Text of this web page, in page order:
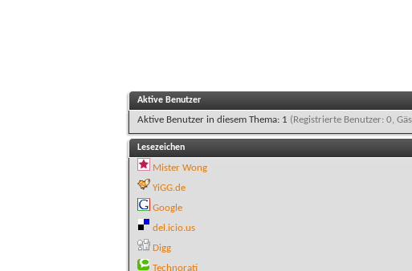
Aktive Benutzer
Aktive Benutzer in diesem Thema: 1 (Registrierte Benutzer: 0,
Lesezeichen
Mister Wong
YiGG.de
Google
del.icio.us
Digg
Technorati